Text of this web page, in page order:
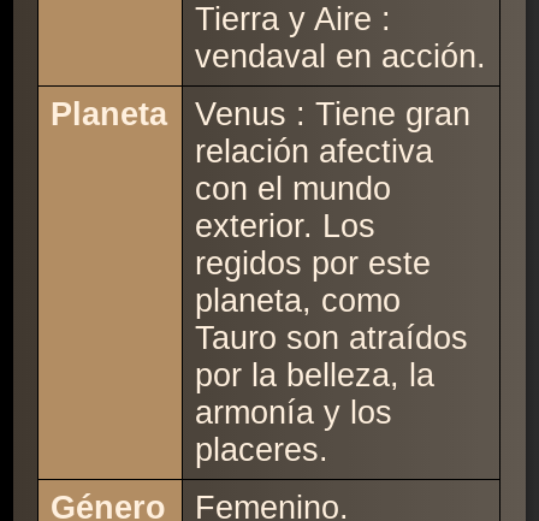
Tierra y Aire :
vendaval en acción.
Planeta
Venus : Tiene gran
relación afectiva
con el mundo
exterior. Los
regidos por este
planeta, como
Tauro son atraídos
por la belleza, la
armonía y los
placeres.
Género
Femenino.